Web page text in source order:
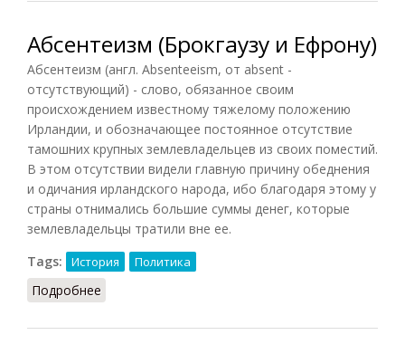
Абсентеизм (Брокгаузу и Ефрону)
Абсентеизм (англ. Absenteeism, от absent -
отсутствующий) - слово, обязанное своим
происхождением известному тяжелому положению
Ирландии, и обозначающее постоянное отсутствие
тамошних крупных землевладельцев из своих поместий.
В этом отсутствии видели главную причину обеднения
и одичания ирландского народа, ибо благодаря этому у
страны отнимались большие суммы денег, которые
землевладельцы тратили вне ее.
Tags:
История Политика
Подробнее